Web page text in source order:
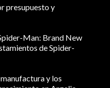
presupuesto y
Man: Brand New
de Spider-
y los